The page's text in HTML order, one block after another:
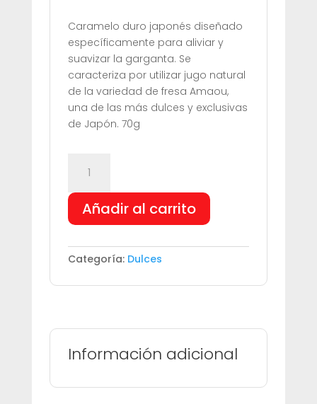
Caramelo duro japonés diseñado
específicamente para aliviar y
suavizar la garganta. Se
caracteriza por utilizar jugo natural
de la variedad de fresa Amaou,
una de las más dulces y exclusivas
de Japón. 70g
NODOAME
DULCE
FRESA
Añadir al carrito
Categoría: Dulces
Información adicional